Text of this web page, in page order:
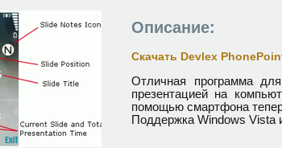
Описание:
Скачать Devlex
Отличная программа
презентацией на
помощью смартфона
Поддержка Windows Vista